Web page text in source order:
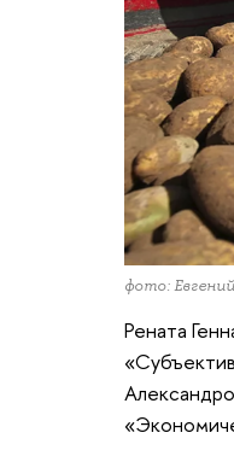
фото:
Рената